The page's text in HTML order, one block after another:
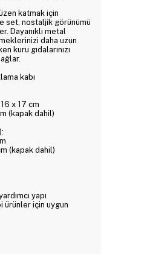
katmak için
set, nostaljik görünümü
Dayanıklı metal
daha uzun
kuru gıdalarınızı
kabı
x 17 cm
(kapak dahil)
(kapak dahil)
yapı
ürünler için uygun